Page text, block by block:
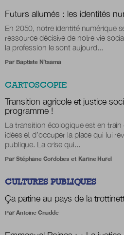
Futurs allumés : les identités
En 2050, notre identité numérique
ressource décisive de notre vie
la profession le sont aujourd...
Par Baptiste N’tsama
CARTOSCOPIE
Transition agricole et justice
programme !
La transition écologique est en train
idées et d’occuper la place qui lui
publique. La crise qui...
Par Stéphane Cordobes et Karine Hurel
CULTURES PUBLIQUES
Ça patine au pays de la
Par Antoine Cnudde